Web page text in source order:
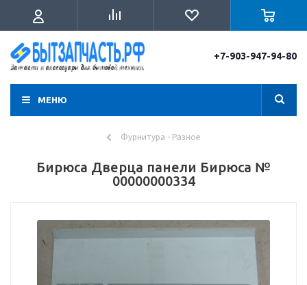
+7-903-947-94-80
МЕНЮ
Фурнитура - Разное
Бирюса Дверца панели Бирюса №
00000000334